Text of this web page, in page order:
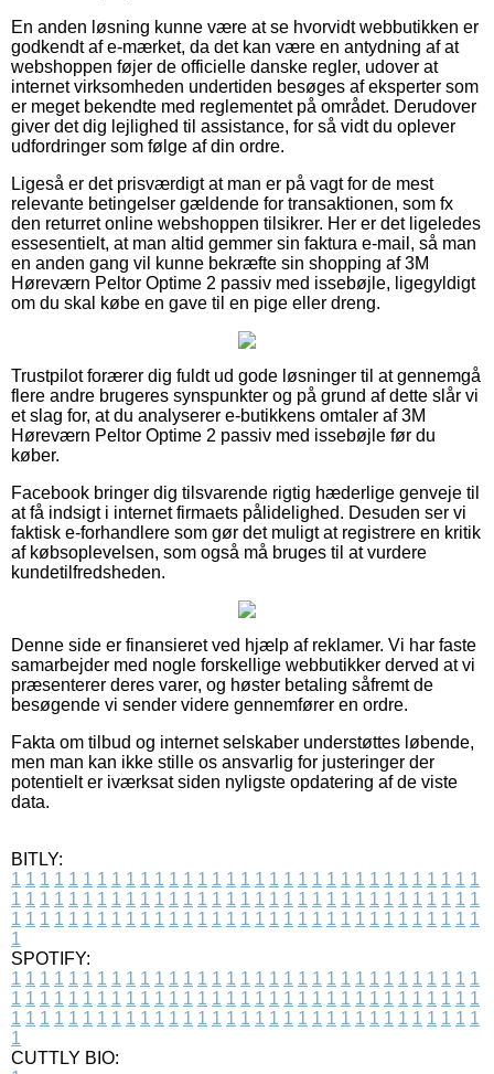
En anden løsning kunne være at se hvorvidt webbutikken er
godkendt af e-mærket, da det kan være en antydning af at
webshoppen føjer de officielle danske regler, udover at
internet virksomheden undertiden besøges af eksperter som
er meget bekendte med reglementet på området. Derudover
giver det dig lejlighed til assistance, for så vidt du oplever
udfordringer som følge af din ordre.
Ligeså er det prisværdigt at man er på vagt for de mest
relevante betingelser gældende for transaktionen, som fx
den returret online webshoppen tilsikrer. Her er det ligeledes
essesentielt, at man altid gemmer sin faktura e-mail, så man
en anden gang vil kunne bekræfte sin shopping af 3M
Høreværn Peltor Optime 2 passiv med issebøjle, ligegyldigt
om du skal købe en gave til en pige eller dreng.
Trustpilot forærer dig fuldt ud gode løsninger til at gennemgå
flere andre brugeres synspunkter og på grund af dette slår vi
et slag for, at du analyserer e-butikkens omtaler af 3M
Høreværn Peltor Optime 2 passiv med issebøjle før du
køber.
Facebook bringer dig tilsvarende rigtig hæderlige genveje til
at få indsigt i internet firmaets pålidelighed. Desuden ser vi
faktisk e-forhandlere som gør det muligt at registrere en kritik
af købsoplevelsen, som også må bruges til at vurdere
kundetilfredsheden.
Denne side er finansieret ved hjælp af reklamer. Vi har faste
samarbejder med nogle forskellige webbutikker derved at vi
præsenterer deres varer, og høster betaling såfremt de
besøgende vi sender videre gennemfører en ordre.
Fakta om tilbud og internet selskaber understøttes løbende,
men man kan ikke stille os ansvarlig for justeringer der
potentielt er iværksat siden nyligste opdatering af de viste
data.
BITLY:
1 1 1 1 1 1 1 1 1 1 1 1 1 1 1 1 1 1 1 1 1 1 1 1 1 1 1 1 1 1 1 1 1
1 1 1 1 1 1 1 1 1 1 1 1 1 1 1 1 1 1 1 1 1 1 1 1 1 1 1 1 1 1 1 1 1
1 1 1 1 1 1 1 1 1 1 1 1 1 1 1 1 1 1 1 1 1 1 1 1 1 1 1 1 1 1 1 1 1
1
SPOTIFY:
1 1 1 1 1 1 1 1 1 1 1 1 1 1 1 1 1 1 1 1 1 1 1 1 1 1 1 1 1 1 1 1 1
1 1 1 1 1 1 1 1 1 1 1 1 1 1 1 1 1 1 1 1 1 1 1 1 1 1 1 1 1 1 1 1 1
1 1 1 1 1 1 1 1 1 1 1 1 1 1 1 1 1 1 1 1 1 1 1 1 1 1 1 1 1 1 1 1 1
1
CUTTLY BIO: